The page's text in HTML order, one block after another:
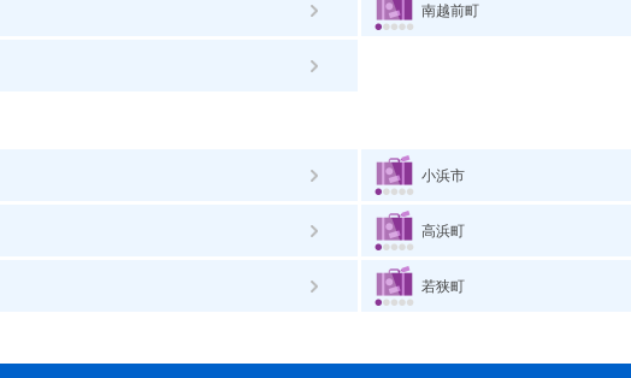
南越前町
小浜市
高浜町
若狭町